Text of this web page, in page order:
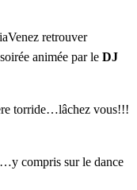
retrouver
animée par le DJ
torride…lâchez vous!!!
compris sur le dance